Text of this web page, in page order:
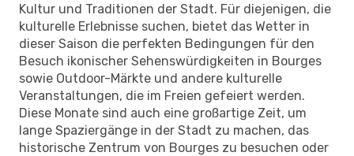
Kultur und Traditionen der Stadt. Für diejenigen, die
kulturelle Erlebnisse suchen, bietet das Wetter in
dieser Saison die perfekten Bedingungen für den
Besuch ikonischer Sehenswürdigkeiten in Bourges
sowie Outdoor-Märkte und andere kulturelle
Veranstaltungen, die im Freien gefeiert werden.
Diese Monate sind auch eine großartige Zeit, um
lange Spaziergänge in der Stadt zu machen, das
historische Zentrum von Bourges zu besuchen oder